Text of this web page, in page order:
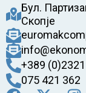
Бул.
Скопје
+389
075 421 362